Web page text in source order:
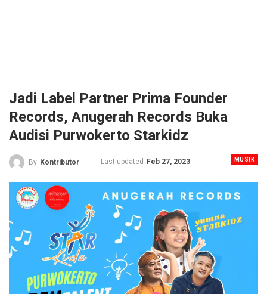
Jadi Label Partner Prima Founder
Records, Anugerah Records Buka
Audisi Purwokerto Starkidz
MUSIK
By Kontributor Last updated Feb 27, 2023